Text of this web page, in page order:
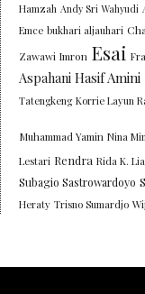
Hamzah Andy Sri Wahyudi
Emce bukhari aljauhari
Zawawi Imron Esai
Aspahani Hasif Amini
Tatengkeng Korrie Layun
Muhammad Yamin Nina
Lestari Rendra Rida K.
Subagio Sastrowardoyo
Heraty Trisno Sumardjo